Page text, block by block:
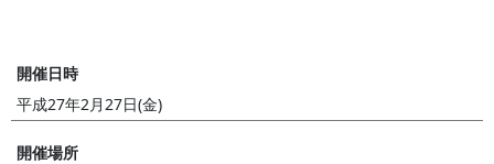
開催日時
平成27年2月27日(金)
開催場所